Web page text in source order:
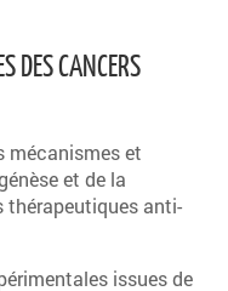
DES CANCERS
mécanismes et
et de la
thérapeutiques anti-
issues de